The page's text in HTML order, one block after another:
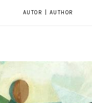
AUTOR | AUTHOR